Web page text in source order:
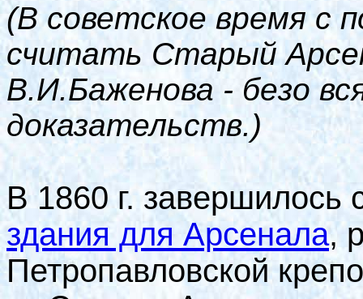
(В советское время с
считать Старый
В.И.Баженова - безо
доказательств.)
В 1860 г. завершилось
здания для Арсенала,
Петропавловской